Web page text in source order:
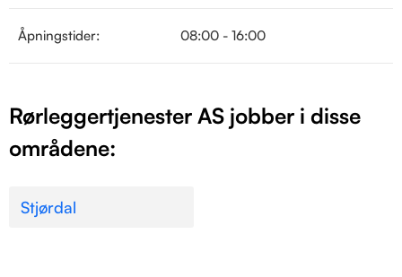
Åpningstider: 08:00 - 16:00
Rørleggertjenester AS jobber i disse
områdene:
Stjørdal